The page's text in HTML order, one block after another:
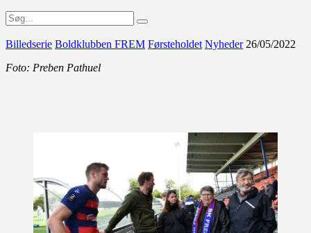
Billedserie Boldklubben FREM Førsteholdet Nyheder 26/05/2022
Foto: Preben Pathuel